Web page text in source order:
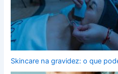
Skincare na gravidez: o que